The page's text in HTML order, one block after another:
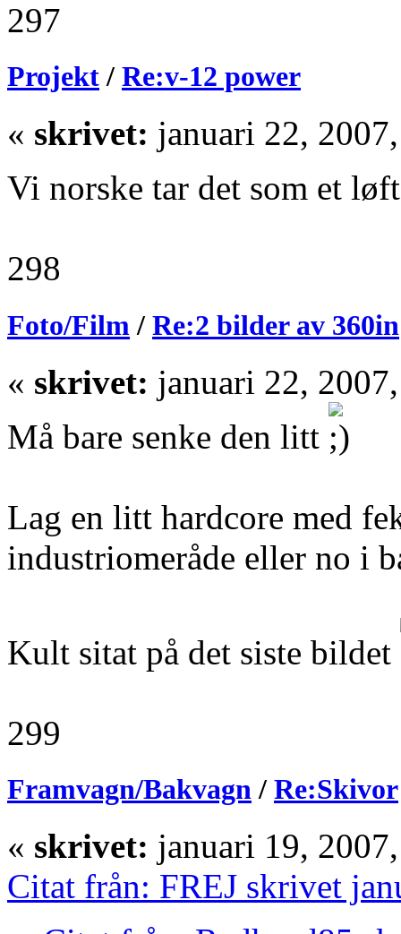
297
Projekt/ Re:v-12 power
« skrivet: januari 22,
Vi norske tar det som et
298
Foto/Film / Re:2 bilder av 360in
« skrivet: januari 22,
Må bare senke den litt
Lag en litt hardcore med
industriomeråde eller no i
Kult sitat på det siste bildet
299
Framvagn/Bakvagn / Re:Skivor
« skrivet: januari 19,
Citat från: FREJ skrivet